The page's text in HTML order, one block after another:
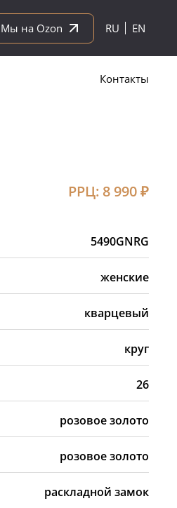
Мы на Ozon RU EN
Контакты
РРЦ: 8 990₽
5490GNRG
женские
кварцевый
круг
26
розовое золото
розовое золото
раскладной замок